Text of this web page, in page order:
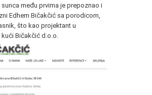
među prvima je prepoznao i
Edhem Bičakčić sa porodicom,
što kao projektant u
Bičakčić d.o.o.